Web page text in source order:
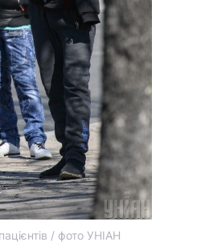
/ фото УНІАН